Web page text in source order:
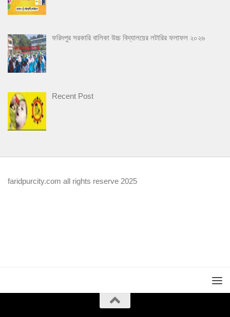
ফরিদপুর সরকারি বালিকা উচ্চ বিদ্যালয়ের লটারির ফলাফল ২০২৬
Recent Post
faridpurcity.com all rights reserve 2025